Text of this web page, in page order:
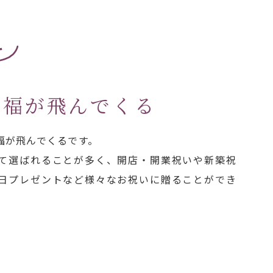
が飛んでくる
飛んでくるです。
選ばれることが多く、開店・開業祝いや新築祝
プレゼントなど様々なお祝いに贈ることができ